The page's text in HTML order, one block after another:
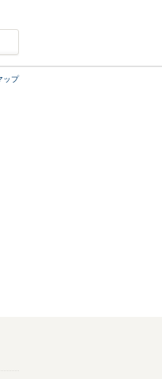
ップ